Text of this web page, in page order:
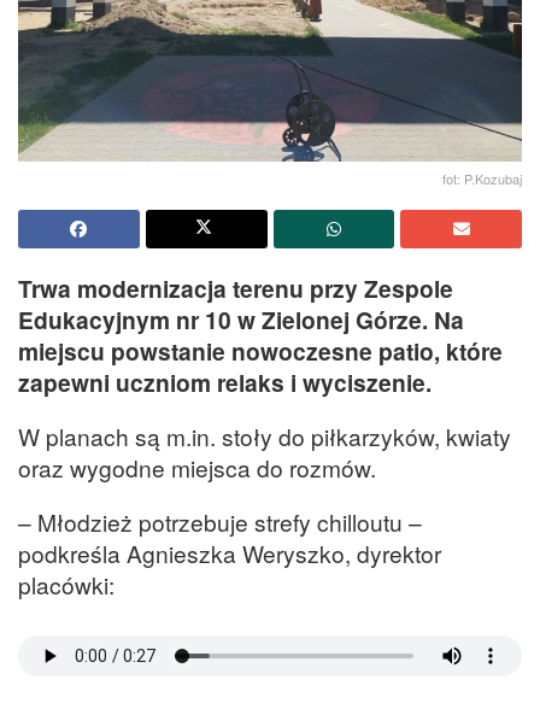
fot: P.Kozubaj
Trwa modernizacja terenu przy Zespole
Edukacyjnym nr 10 w Zielonej Górze. Na
miejscu powstanie nowoczesne patio, które
zapewni uczniom relaks i wyciszenie.
W planach są m.in. stoły do piłkarzyków, kwiaty
oraz wygodne miejsca do rozmów.
– Młodzież potrzebuje strefy chilloutu –
podkreśla Agnieszka Weryszko, dyrektor
placówki: